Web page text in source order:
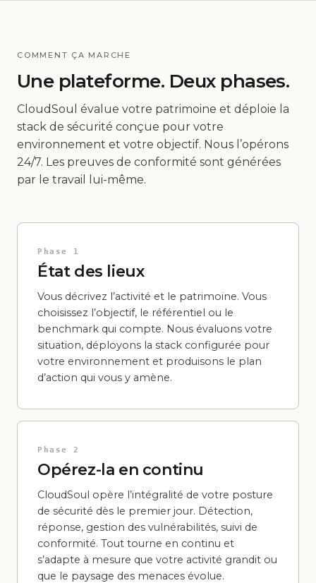
COMMENT ÇA MARCHE
Une plateforme. Deux phases.
CloudSoul évalue votre patrimoine et déploie la
stack de sécurité conçue pour votre
environnement et votre objectif. Nous l’opérons
24/7. Les preuves de conformité sont générées
par le travail lui-même.
Phase 1
État des lieux
Vous décrivez l’activité et le patrimoine. Vous
choisissez l’objectif, le référentiel ou le
benchmark qui compte. Nous évaluons votre
situation, déployons la stack configurée pour
votre environnement et produisons le plan
d’action qui vous y amène.
Phase 2
Opérez-la en continu
CloudSoul opère l’intégralité de votre posture
de sécurité dès le premier jour. Détection,
réponse, gestion des vulnérabilités, suivi de
conformité. Tout tourne en continu et
s’adapte à mesure que votre activité grandit ou
que le paysage des menaces évolue.